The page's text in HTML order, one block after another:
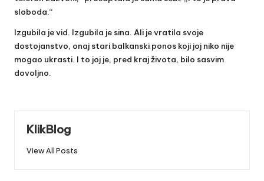
sloboda.“
Izgubila je vid. Izgubila je sina. Ali je vratila svoje
dostojanstvo, onaj stari balkanski ponos koji joj niko nije
mogao ukrasti. I to joj je, pred kraj života, bilo sasvim
dovoljno.
KlikBlog
View All Posts